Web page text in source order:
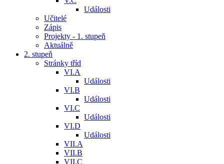
Události
Učitelé
Zápis
Projekty - 1. stupeň
Aktuálně
2. stupeň
Stránky tříd
VI.A
Události
VI.B
Události
VI.C
Události
VI.D
Události
VII.A
VII.B
VII.C